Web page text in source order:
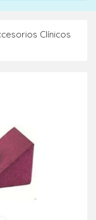
Clínicos